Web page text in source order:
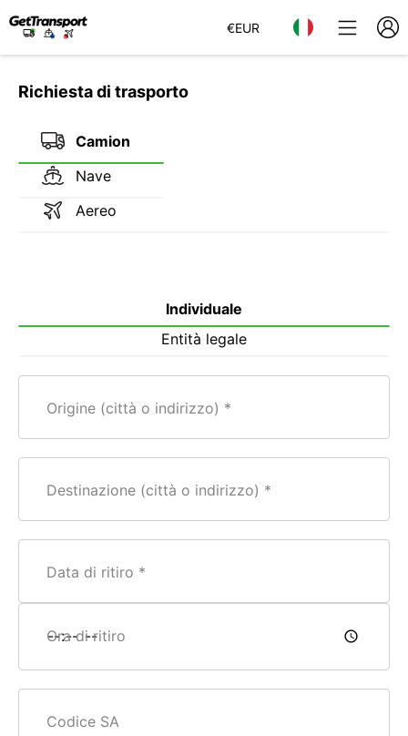
€EUR
Richiesta di trasporto
Camion
Nave
Aereo
Individuale
Entità legale
Origine (città o indirizzo)
Destinazione (città o indirizzo)
Data di ritiro
Ora di ritiro
Codice SA